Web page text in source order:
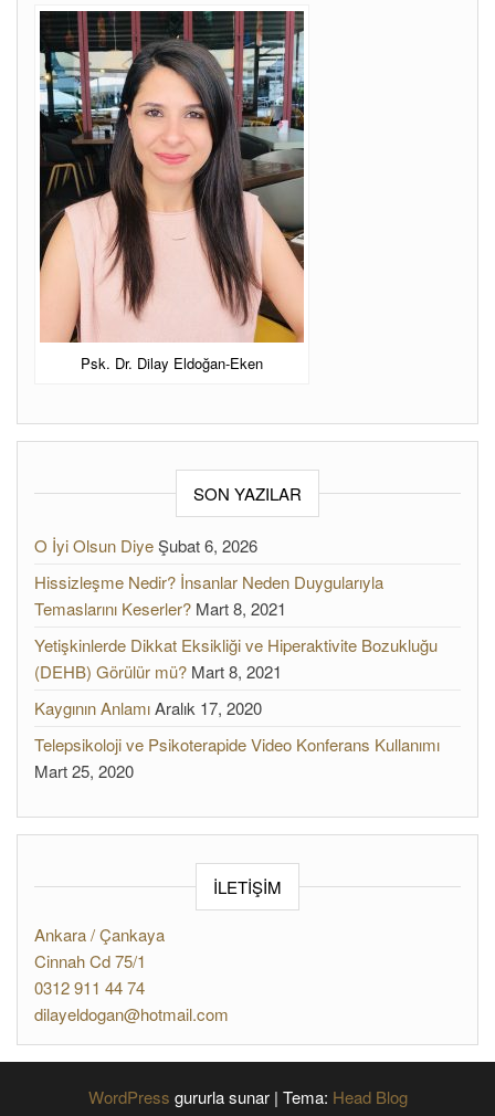
Ankara PsikologPsk Dr
Dilay Eldoğan Eken.
Psk. Dr. Dilay Eldoğan-Eken
SON YAZILAR
O İyi Olsun DiyeŞubat 6, 2026
Hissizleşme Nedir? İnsanlar Neden Duygularıyla
Temaslarını Keserler? Mart 8, 2021
Yetişkinlerde Dikkat Eksikliği ve Hiperaktivite Bozukluğu
(DEHB) Görülür mü? Mart 8, 2021
Kaygının AnlamıAralık 17, 2020
Telepsikoloji ve Psikoterapide Video Konferans Kullanımı
Mart 25, 2020
İLETİŞİM
Ankara / Çankaya
Cinnah Cd 75/1
0312 911 44 74
dilayeldogan@hotmail.com
WordPress gururla sunar | Tema: Head Blog